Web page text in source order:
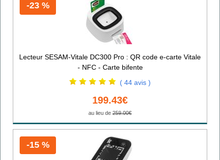
-23 %
Lecteur SESAM-Vitale DC300 Pro : QR code e-carte Vitale
- NFC - Carte bifente
( 44 avis )
199.43€
au lieu de 259.00€
-15 %